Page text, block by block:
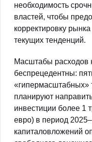
необходимость
властей, чтобы
корректировку
текущих тенденций.
Масштабы расходов
беспрецедентны:
«гипермасштабных»
планируют
инвестиции более 1
евро) в период
капиталовложений